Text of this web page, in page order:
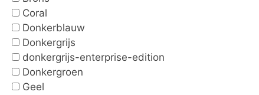
Coral
Donkerblauw
Donkergrijs
donkergrijs-enterprise-edition
Donkergroen
Geel